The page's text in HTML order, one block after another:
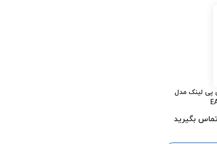
لینک مدل
بگیرید